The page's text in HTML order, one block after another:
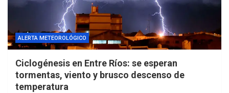
ALERTA METEOROLÓGICO
Ciclogénesis en Entre Ríos: se esperan
tormentas, viento y brusco descenso de
temperatura